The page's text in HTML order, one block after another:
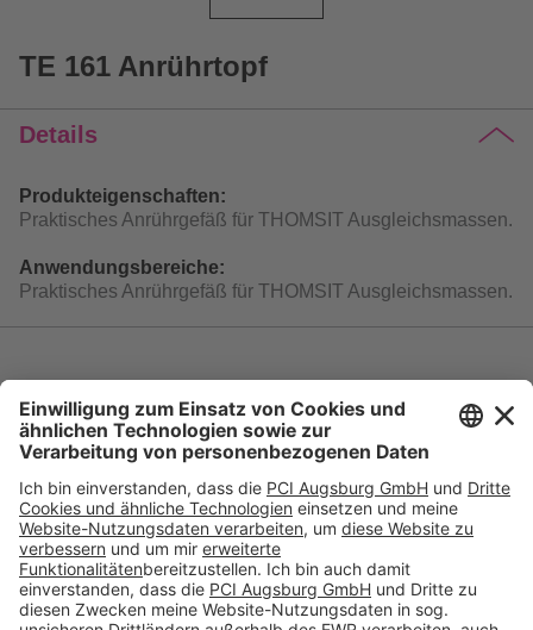
TE 161 Anrührtopf
Details
Produkteigenschaften:
Praktisches Anrührgefäß für THOMSIT Ausgleichsmassen.
Anwendungsbereiche:
Praktisches Anrührgefäß für THOMSIT Ausgleichsmassen.
Folge uns auf: